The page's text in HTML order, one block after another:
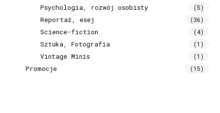
Psychologia, rozwój osobisty (5)
Reportaż, esej (36)
Science-fiction (4)
Sztuka, Fotografia (1)
Vintage Minis (1)
Promocje (15)